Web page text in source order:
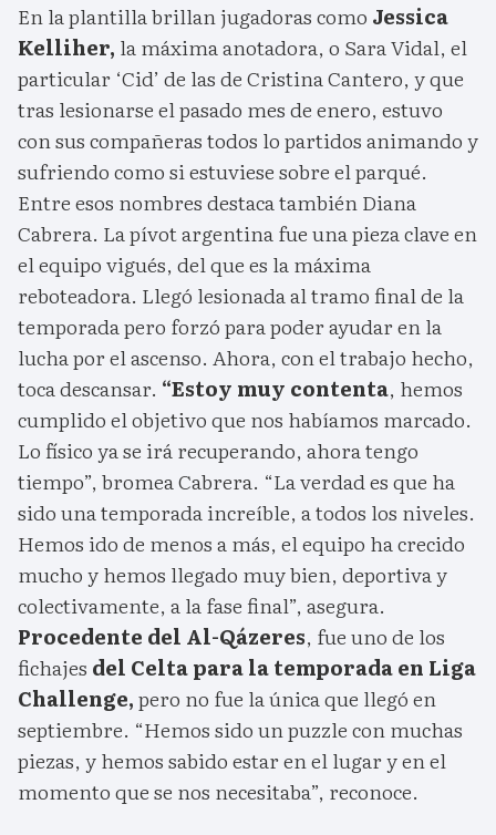
En la plantilla brillan jugadoras como Jessica
Kelliher, la máxima anotadora, o Sara Vidal, el
particular ‘Cid’ de las de Cristina Cantero, y que
tras lesionarse el pasado mes de enero, estuvo
con sus compañeras todos lo partidos animando y
sufriendo como si estuviese sobre el parqué.
Entre esos nombres destaca también Diana
Cabrera. La pívot argentina fue una pieza clave en
el equipo vigués, del que es la máxima
reboteadora. Llegó lesionada al tramo final de la
temporada pero forzó para poder ayudar en la
lucha por el ascenso. Ahora, con el trabajo hecho,
toca descansar. “Estoy muy contenta, hemos
cumplido el objetivo que nos habíamos marcado.
Lo físico ya se irá recuperando, ahora tengo
tiempo”, bromea Cabrera. “La verdad es que ha
sido una temporada increíble, a todos los niveles.
Hemos ido de menos a más, el equipo ha crecido
mucho y hemos llegado muy bien, deportiva y
colectivamente, a la fase final”, asegura.
Procedente del Al-Qázeres, fue uno de los
fichajes del Celta para la temporada en Liga
Challenge,pero no fue la única que llegó en
septiembre. “Hemos sido un puzzle con muchas
piezas, y hemos sabido estar en el lugar y en el
momento que se nos necesitaba”, reconoce.